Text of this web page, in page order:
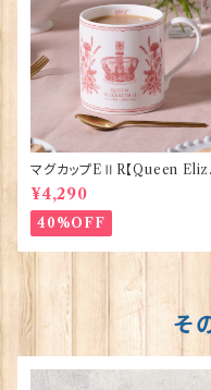
マグカップEⅡR【Queen
bethⅡ Commemorative】
ctoria Eggs 50126
¥4,290
40%OFF
そ